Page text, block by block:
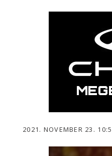
2021. NOVEMBER 23.